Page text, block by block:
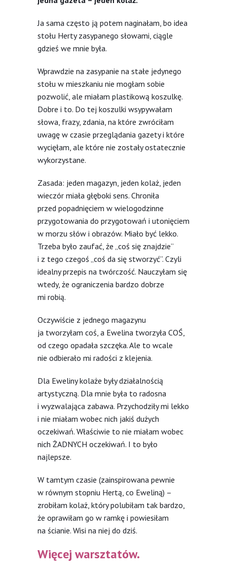
Ja sama często ją potem naginałam, bo idea
stołu Herty zasypanego słowami, ciągle
gdzieś we mnie była.
Wprawdzie na zasypanie na stałe jedynego
stołu w mieszkaniu nie mogłam sobie
pozwolić, ale miałam plastikową koszulkę.
Dobre i to. Do tej koszulki wsypywałam
słowa, frazy, zdania, na które zwróciłam
uwagę w czasie przeglądania gazety i które
wycięłam, ale które nie zostały ostatecznie
wykorzystane.
Zasada: jeden magazyn, jeden kolaż, jeden
wieczór miała głęboki sens. Chroniła
przed popadnięciem w wielogodzinne
przygotowania do przygotowań i utonięciem
w morzu słów i obrazów. Miało być lekko.
Trzeba było zaufać, że „coś się znajdzie”
i z tego czegoś „coś da się stworzyć”. Czyli
idealny przepis na twórczość. Nauczyłam się
wtedy, że ograniczenia bardzo dobrze
mi robią.
Oczywiście z jednego magazynu
ja tworzyłam coś, a Ewelina tworzyła COŚ,
od czego opadała szczęka. Ale to wcale
nie odbierało mi radości z klejenia.
Dla Eweliny kolaże były działalnością
artystyczną. Dla mnie była to radosna
i wyzwalająca zabawa. Przychodziły mi lekko
i nie miałam wobec nich jakiś dużych
oczekiwań. Właściwie to nie miałam wobec
nich ŻADNYCH oczekiwań. I to było
najlepsze.
W tamtym czasie (zainspirowana pewnie
w równym stopniu Hertą, co Eweliną) –
zrobiłam kolaż, który polubiłam tak bardzo,
że oprawiłam go w ramkę i powiesiłam
na ścianie. Wisi na niej do dziś.
Więcej warsztatów.